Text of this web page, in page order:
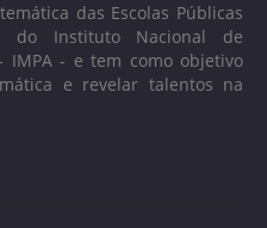
das Escolas Públicas
do Instituto Nacional de
IMPA - e tem como objetivo
e revelar talentos na